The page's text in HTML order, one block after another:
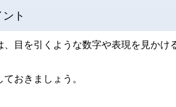
ト
目を引くような数字や表現を見かけ
おきましょう。